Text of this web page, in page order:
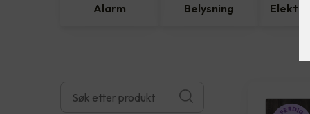
Alarm Belysning